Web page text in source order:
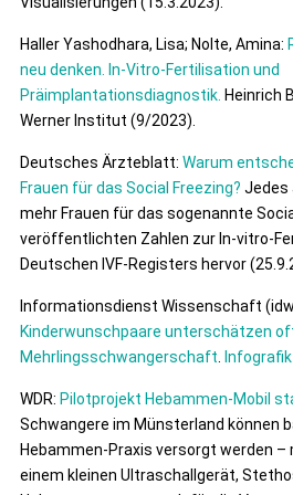
Haller Yashodhara, Lisa; Nolte, Amina:
neu denken. In-Vitro-Fertilisation und
Präimplantationsdiagnostik. Heinrich
Werner Institut (9/2023).
Deutsches Ärzteblatt: Warum
Frauen für das Social Freezing? Jedes
mehr Frauen für das sogenannte
veröffentlichten Zahlen zur In-vitro-
Deutschen IVF-Registers hervor
Informationsdienst Wissenschaft
Kinderwunschpaare unterschätzen
Mehrlingsschwangerschaft
Infografik
WDR: Pilotprojekt Hebammen-Mobil
Schwangere im Münsterland können
Hebammen-Praxis versorgt werden
einem kleinen Ultraschallgerät,